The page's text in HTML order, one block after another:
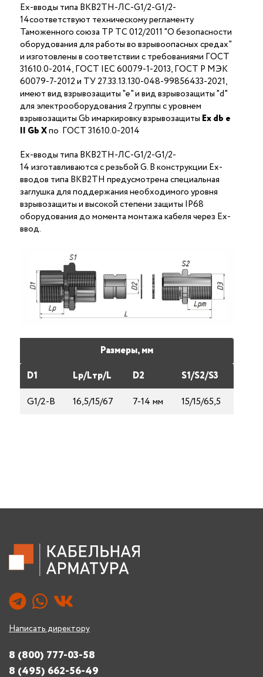
Ex-вводы типа ВКВ2ТН-ЛС-G1/2-G1/2-
14соответствуют техническому регламенту
Таможенного союза ТР ТС 012/2011 "О безопасности
оборудования для работы во взрывоопасных средах"
и изготовлены в соответствии с требованиями ГОСТ
31610.0-2014, ГОСТ IEC 60079-1-2013, ГОСТ Р МЭК
60079-7-2012 и ТУ 27.33.13.130-048-99856433-2021,
имеют вид взрывозащиты "е" и вид взрывозащиты "d"
для электрооборудования 2 группы с уровнем
взрывозащиты Gb имаркировку взрывозащиты Ехdb е
II Gb Xпо ГОСТ 31610.0-2014
Ex-вводы типа ВКВ2ТН-ЛС-G1/2-G1/2-
14 изготавливаются с резьбой G. В конструкции Ex-
вводов типа ВКВ2ТН предусмотрена специальная
заглушка для поддержания необходимого уровня
взрывозащиты и высокой степени защиты IP68
оборудования до момента монтажа кабеля через Ex-
ввод.
Размеры, мм
D1
Lp/Lтp/L D2
S1/S2/S3
G1/2-B
16,5/15/67 7-14 мм 15/15/65,5
Написать директору
8 (800) 777-03-58
8 (495) 662-56-49